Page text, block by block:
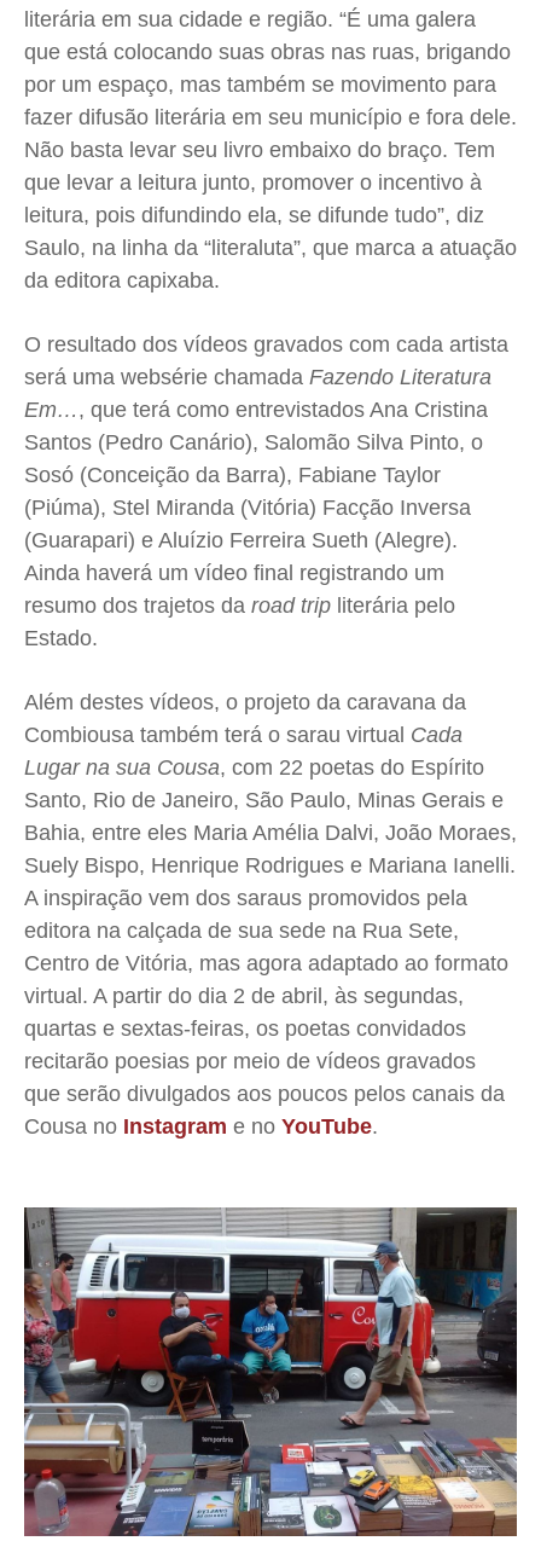
literária em sua cidade e região. “É uma galera
que está colocando suas obras nas ruas, brigando
por um espaço, mas também se movimento para
fazer difusão literária em seu município e fora dele.
Não basta levar seu livro embaixo do braço. Tem
que levar a leitura junto, promover o incentivo à
leitura, pois difundindo ela, se difunde tudo”, diz
Saulo, na linha da “literaluta”, que marca a atuação
da editora capixaba.
O resultado dos vídeos gravados com cada artista
será uma websérie chamada Fazendo Literatura
Em… , que terá como entrevistados Ana Cristina
Santos (Pedro Canário), Salomão Silva Pinto, o
Sosó (Conceição da Barra), Fabiane Taylor
(Piúma), Stel Miranda (Vitória) Facção Inversa
(Guarapari) e Aluízio Ferreira Sueth (Alegre).
Ainda haverá um vídeo final registrando um
resumo dos trajetos da road trip literária pelo
Estado.
Além destes vídeos, o projeto da caravana da
Combiousa também terá o sarau virtual Cada
Lugar na sua Cousa, com 22 poetas do Espírito
Santo, Rio de Janeiro, São Paulo, Minas Gerais e
Bahia, entre eles Maria Amélia Dalvi, João Moraes,
Suely Bispo, Henrique Rodrigues e Mariana Ianelli.
A inspiração vem dos saraus promovidos pela
editora na calçada de sua sede na Rua Sete,
Centro de Vitória, mas agora adaptado ao formato
virtual. A partir do dia 2 de abril, às segundas,
quartas e sextas-feiras, os poetas convidados
recitarão poesias por meio de vídeos gravados
que serão divulgados aos poucos pelos canais da
Cousa no Instagram e no YouTube.